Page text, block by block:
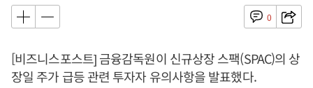
0
[비즈니스포스트] 금융감독원이 신규상장 스팩(SPAC)의 상
장일 주가 급등 관련 투자자 유의사항을 발표했다.